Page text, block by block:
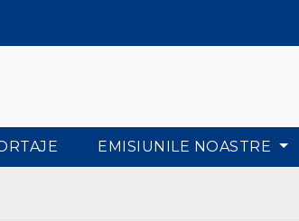
EMISIUNILE NOASTRE